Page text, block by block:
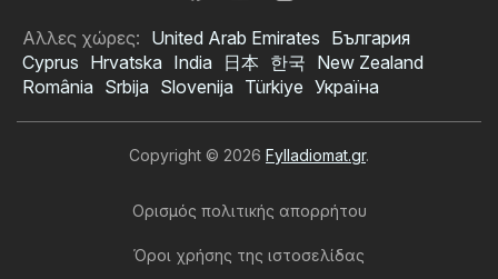
Αλλες χώρες: United Arab Emirates България
Cyprus Hrvatska India 日本 한국 New Zealand
România Srbija Slovenija Türkiye Україна
Copyright © 2026 Fylladiomat.gr.
Ορισμός πολιτικής απορρήτου
Όροι χρήσης της ιστοσελίδας